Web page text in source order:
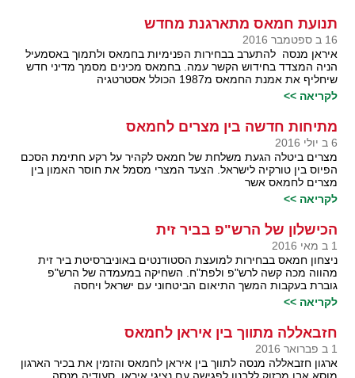
תנועת חמאס מתארגנת מחדש
16 ב ספטמבר 2016
איראן מנסה להתערב בבחירות הפנימיות בחמאס ולתמוך באסמעיל
הניה המצדד בחידוש הקשר עמה. בחמאס מכינים מסמך מדיני חדש
שיחליף את אמנת החמאס מ1987 הכולל אסטרטגיה
לקריאה >>
מתיחות חדשה בין מצרים לחמאס
6 ב יולי 2016
מצרים ביטלה הגעת משלחת של חמאס לקהיר על רקע חתימת הסכם
הפיוס בין טורקיה לישראל. הצעד המצרי מסמל את חוסר האמון בין
מצרים לחמאס אשר
לקריאה >>
הכישלון של הרש"פ בביר זית
1 ב מאי 2016
ניצחון חמאס בבחירות למועצת הסטודנטים באוניברסיטת ביר זית
מהווה מכה קשה לרש"פ ולפת"ח. השחיקה במעמדה של הרש"פ
גוברת בעקבות המשך התיאום הביטחוני עם ישראל ויחסה
לקריאה >>
חזבאללה מתווך בין איראן לחמאס
1 ב פברואר 2016
ארגון חזבאללה מנסה לתווך בין איראן לחמאס והזמין את בכיר הארגון
מוסא אבו מרזוק ללבנון לפגישה עם נציגי איראן. סעודיה מנסה